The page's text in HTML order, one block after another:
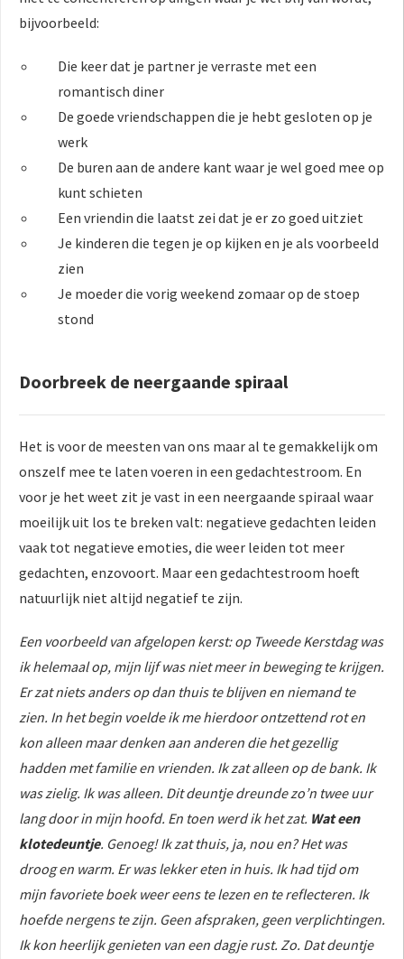
bijvoorbeeld:
Die keer dat je partner je verraste met een
romantisch diner
De goede vriendschappen die je hebt gesloten op je
werk
De buren aan de andere kant waar je wel goed mee op
kunt schieten
Een vriendin die laatst zei dat je er zo goed uitziet
Je kinderen die tegen je op kijken en je als voorbeeld
zien
Je moeder die vorig weekend zomaar op de stoep
stond
Doorbreek de neergaande spiraal
Het is voor de meesten van ons maar al te gemakkelijk om
onszelf mee te laten voeren in een gedachtestroom. En
voor je het weet zit je vast in een neergaande spiraal waar
moeilijk uit los te breken valt: negatieve gedachten leiden
vaak tot negatieve emoties, die weer leiden tot meer
gedachten, enzovoort. Maar een gedachtestroom hoeft
natuurlijk niet altijd negatief te zijn.
Een voorbeeld van afgelopen kerst: op Tweede Kerstdag was
ik helemaal op, mijn lijf was niet meer in beweging te krijgen.
Er zat niets anders op dan thuis te blijven en niemand te
zien. In het begin voelde ik me hierdoor ontzettend rot en
kon alleen maar denken aan anderen die het gezellig
hadden met familie en vrienden. Ik zat alleen op de bank. Ik
was zielig. Ik was alleen. Dit deuntje dreunde zo’n twee uur
lang door in mijn hoofd. En toen werd ik het zat. Wat een
klotedeuntje. Genoeg! Ik zat thuis, ja, nou en? Het was
droog en warm. Er was lekker eten in huis. Ik had tijd om
mijn favoriete boek weer eens te lezen en te reflecteren. Ik
hoefde nergens te zijn. Geen afspraken, geen verplichtingen.
Ik kon heerlijk genieten van een dagje rust. Zo. Dat deuntje